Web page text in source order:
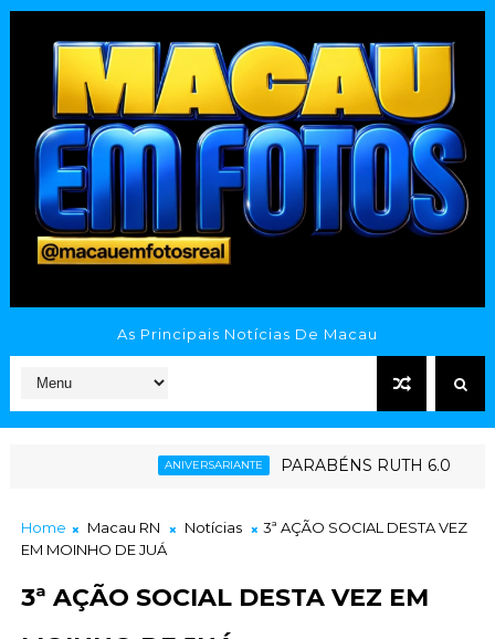
As Principais Notícias De Macau
PARABÉNS RUTH 6.0 ESPORTE
Home Macau RN Notícias
3ª AÇÃO SOCIAL DESTA VEZ
EM MOINHO DE JUÁ
3ª AÇÃO SOCIAL DESTA VEZ EM